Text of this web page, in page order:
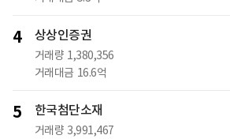
4 상상인증권
거래량 1,380,356
거래대금 16.6억
5 한국첨단소재
거래량 3,991,467